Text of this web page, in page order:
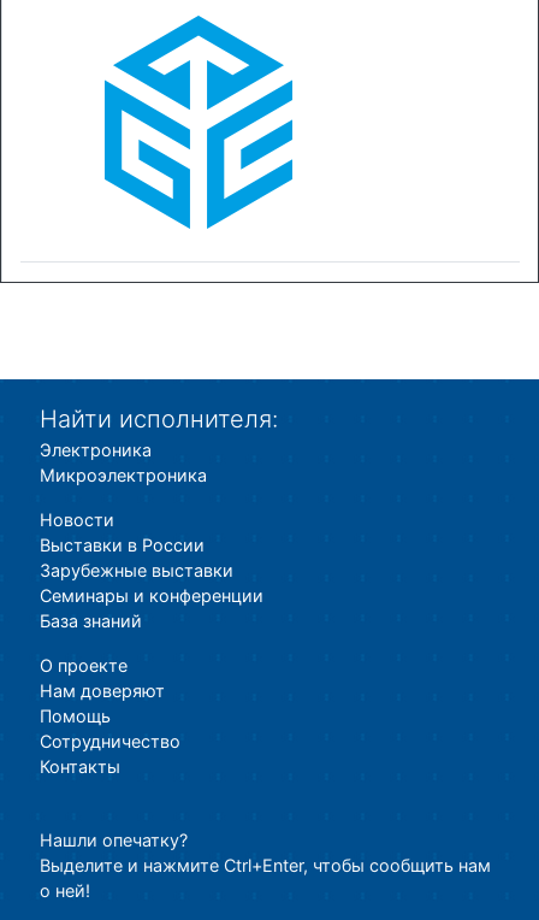
Найти исполнителя:
Электроника
Микроэлектроника
Новости
Выставки в России
Зарубежные выставки
Семинары и конференции
База знаний
О проекте
Нам доверяют
Помощь
Сотрудничество
Контакты
Нашли опечатку?
Выделите и нажмите Ctrl+Enter, чтобы сообщить нам
о ней!